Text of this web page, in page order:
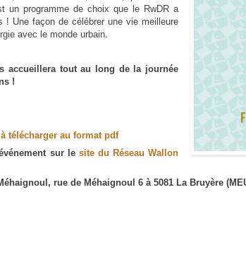
un programme de choix que le RwDR a
! Une façon de célébrer une vie meilleure
avec le monde urbain.
accueillera tout au long de la journée
!
télécharger au format pdf
sur le site du Réseau Wallon
rue de Méhaignoul 6 à 5081 La Bruyère